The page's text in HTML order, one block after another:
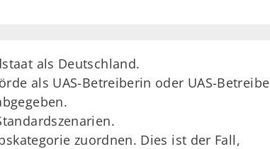
als Deutschland.
als UAS-Betreiberin oder UAS-
zuordnen. Dies ist der Fall,